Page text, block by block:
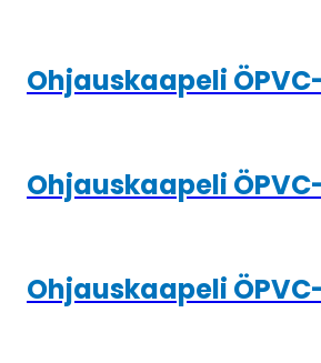
Ohjauskaapeli
Ohjauskaapeli
Ohjauskaapeli